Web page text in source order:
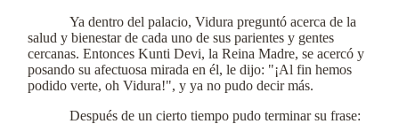
Ya dentro del palacio, Vidura preguntó acerca de la
salud y bienestar de cada uno de sus parientes y gentes
cercanas. Entonces Kunti Devi, la Reina Madre, se acercó y
posando su afectuosa mirada en él, le dijo: "¡Al fin hemos
podido verte, oh Vidura!", y ya no pudo decir más.
Después de un cierto tiempo pudo terminar su frase: